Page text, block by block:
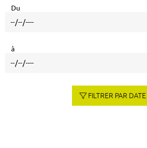
Du
à
FILTRER PAR DATE